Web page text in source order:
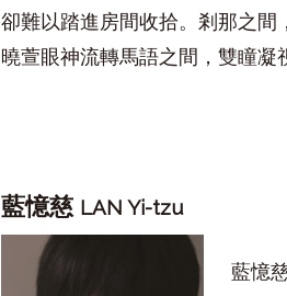
卻難以踏進房間收拾。剎那之
曉萱眼神流轉馬語之間，雙瞳凝
藍憶慈 LAN Yi-tzu
藍憶